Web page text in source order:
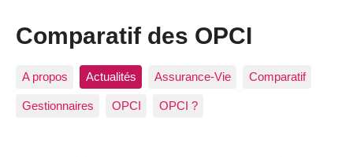
Comparatif des OPCI
A propos Actualités Assurance-Vie Comparatif
Gestionnaires OPCI OPCI ?